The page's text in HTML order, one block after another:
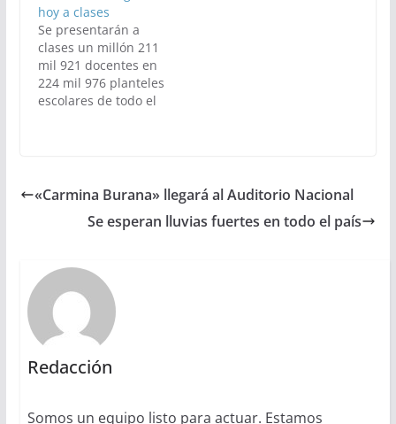
hoy a clases
Se presentarán a
clases un millón 211
mil 921 docentes en
224 mil 976 planteles
escolares de todo el
«Carmina Burana» llegará al Auditorio Nacional
Se esperan lluvias fuertes en todo el país
Redacción
Somos un equipo listo para actuar. Estamos